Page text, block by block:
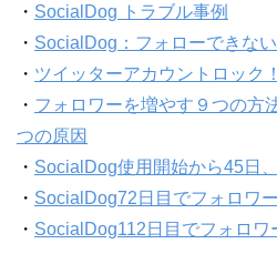
・ SocialDog トラブル事例
・ SocialDog：フォローできな
・ ツイッターアカウントロック
・ フォロワーを増やす９つの方
つの原因
・ SocialDog使用開始から45日
・ SocialDog72日目でフォロワ
・ SocialDog112日目でフォロワ